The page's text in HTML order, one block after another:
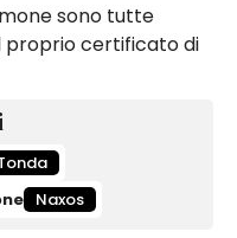
sono tutte
certificato di
Naxos